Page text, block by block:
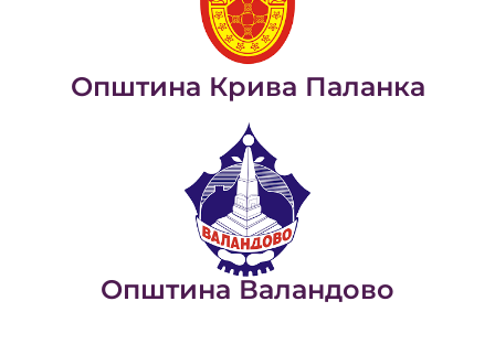
Општина Крива Паланка
Општина Валандово